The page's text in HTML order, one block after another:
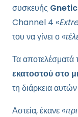
συσκευής
Channel 4 «
του να γίνει ο «
Τα αποτελέσματά
εκατοστού στο
τη διάρκεια
Αστεία, έκανε «